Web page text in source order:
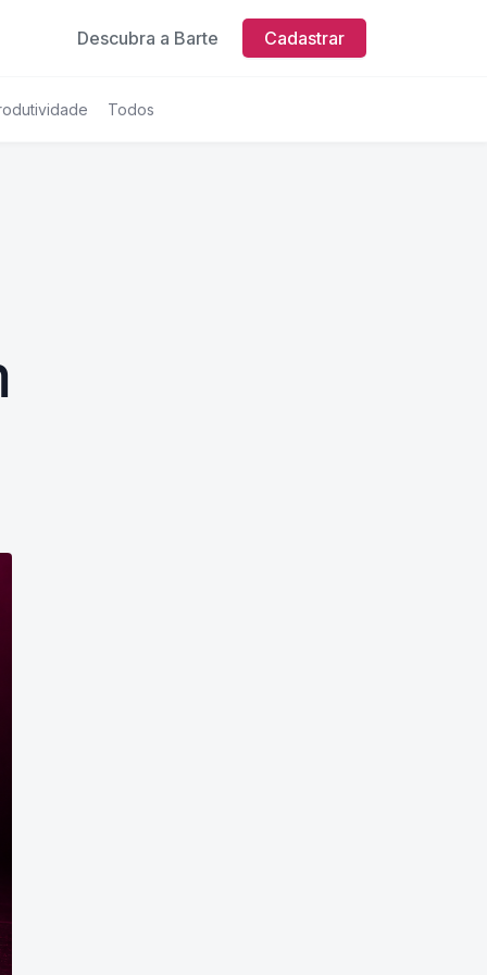
Descubra a Barte Cadastrar
Todos